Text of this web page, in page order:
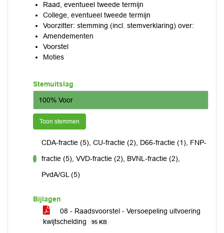
Raad, eventueel tweede termijn
College, eventueel tweede termijn
Voorzitter: stemming (incl. stemverklaring) over:
Amendementen
Voorstel
Moties
Stemuitslag
100% Voor
Toon stemmen
CDA-fractie (5), CU-fractie (2), D66-fractie (1), FNP-
fractie (5), VVD-fractie (2), BVNL-fractie (2),
PvdA/GL (5)
Bijlagen
08 - Raadsvoorstel - Versoepeling uitvoering
kwijtschelding
95 KB